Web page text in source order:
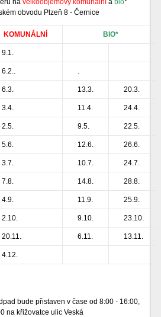
na velkoobjemový komunální a bio*
obvodu Plzeň 8 - Černice
KOMUNÁLNÍ BIO*
9.1.
6.2.. .
6.3. 13.3. 20.3.
3.4. 11.4. 24.4.
2.5. 9.5. 22.5.
5.6. 12.6. 26.6.
3.7. 10.7. 24.7.
7.8. 14.8. 28.8.
4.9. 11.9. 25.9.
2.10. 9.10. 23.10.
20.11. 6.11. 13.11.
4.12.
bude přistaven v čase od 8:00 - 16:00,
na křižovatce ulic Veská